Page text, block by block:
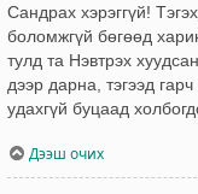
Сандрах хэрэггүй!
боломжгүй бөгөөд
тулд та Нэвтрэх
дээр дарна, тэгээд
удахгүй буцаад
Дээш очих